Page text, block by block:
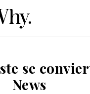
se
News